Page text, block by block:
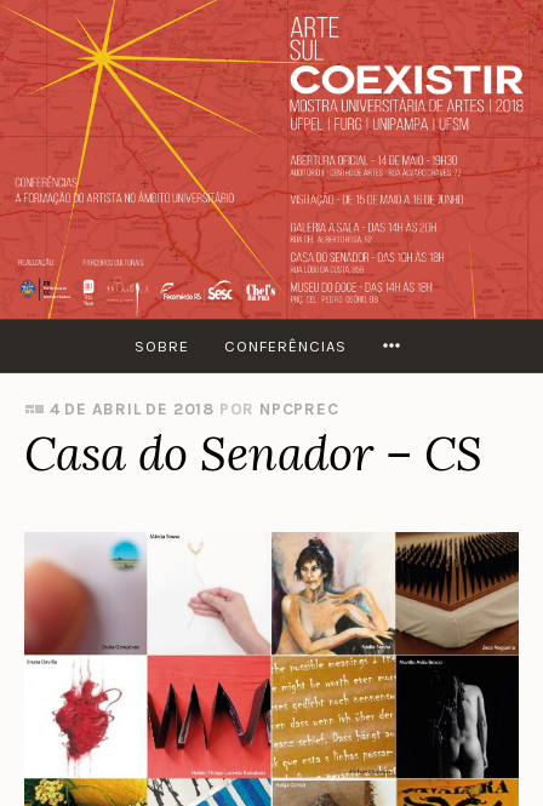
Ir
para
conteúdo
SOBRE CONFERÊNCIAS
4 DE ABRIL DE 2018 POR NPCPREC
Casa do Senador – CS